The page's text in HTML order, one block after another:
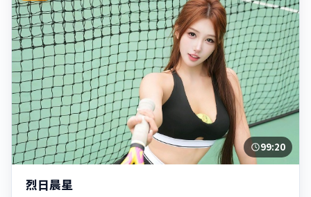
99:20
烈日晨星